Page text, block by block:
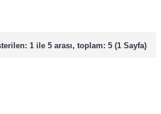
1 ile 5 arası, toplam: 5 (1 Sayfa)